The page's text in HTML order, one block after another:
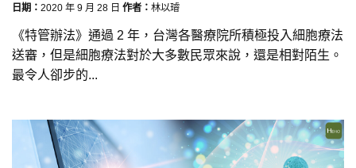
日期： 2020 年 9 月 28 日 作者： 林以璿
《特管辦法》通過 2 年，台灣各醫療院所積極投入細胞療法
送審，但是細胞療法對於大多數民眾來說，還是相對陌生。
最令人卻步的...